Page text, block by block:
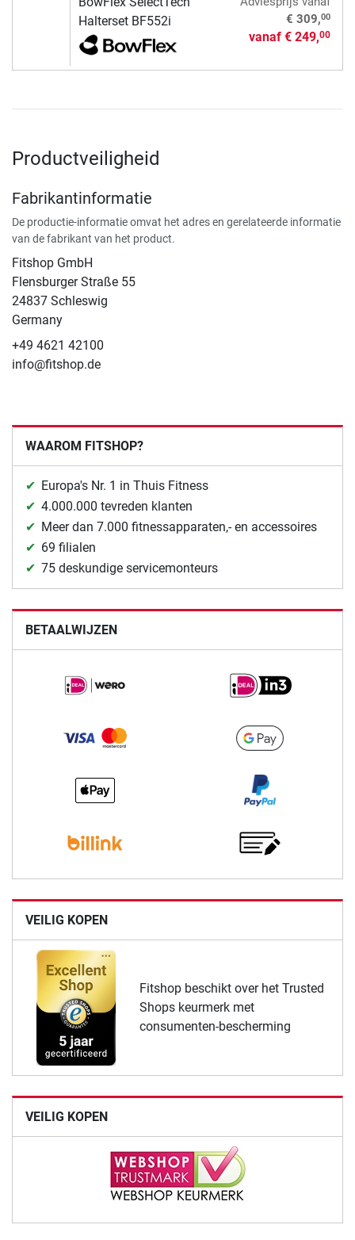
Halterset BF552i
€ 309,00
vanaf € 249,00
Productveiligheid
Fabrikantinformatie
De productie-informatie omvat het adres en gerelateerde informatie
van de fabrikant van het product.
Fitshop GmbH
Flensburger Straße 55
24837 Schleswig
Germany
+49 4621 42100
info@fitshop.de
WAAROM FITSHOP?
Europa's Nr. 1 in Thuis Fitness
4.000.000 tevreden klanten
Meer dan 7.000 fitnessapparaten,- en accessoires
69 filialen
75 deskundige servicemonteurs
BETAALWIJZEN
VEILIG KOPEN
Fitshop beschikt over het Trusted
Shops keurmerk met
consumenten-bescherming
VEILIG KOPEN